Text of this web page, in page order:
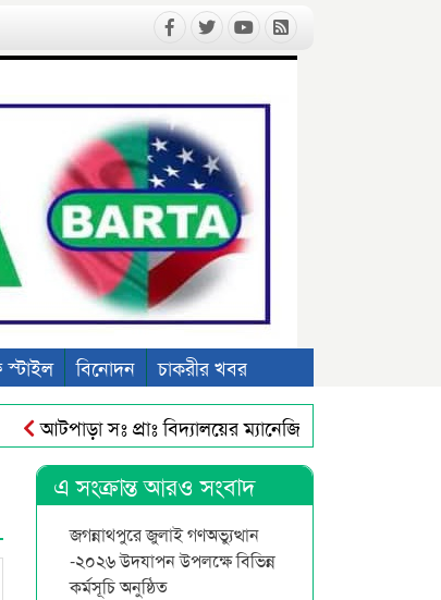
বিনোদন চাকরীর খবর
আটপাড়া সঃ প্রাঃ বিদ্যালয়ের ম্যানেজিং কমিটির সভাপতি
জগন্নাথপুরে হাওরে নৌকাডুবির ঘটনায় শোক
এ সংক্রান্ত আরও সংবাদ
জগন্নাথপুরে জুলাই গণঅভ্যুত্থান
-২০২৬ উদযাপন উপলক্ষে বিভিন্ন
কর্মসূচি অনুষ্ঠিত